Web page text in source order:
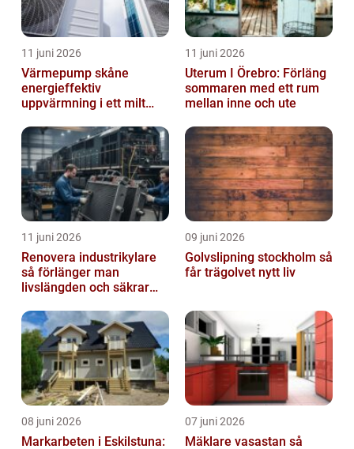
11 juni 2026
Värmepump skåne
energieffektiv
uppvärmning i ett milt
11 juni 2026
Uterum I Örebro: Förläng
sommaren med ett rum
mellan inne och ute
11 juni 2026
Renovera industrikylare
så förlänger man
livslängden och säkrar
09 juni 2026
Golvslipning stockholm så
får trägolvet nytt liv
08 juni 2026
Markarbeten i Eskilstuna:
07 juni 2026
Mäklare vasastan så